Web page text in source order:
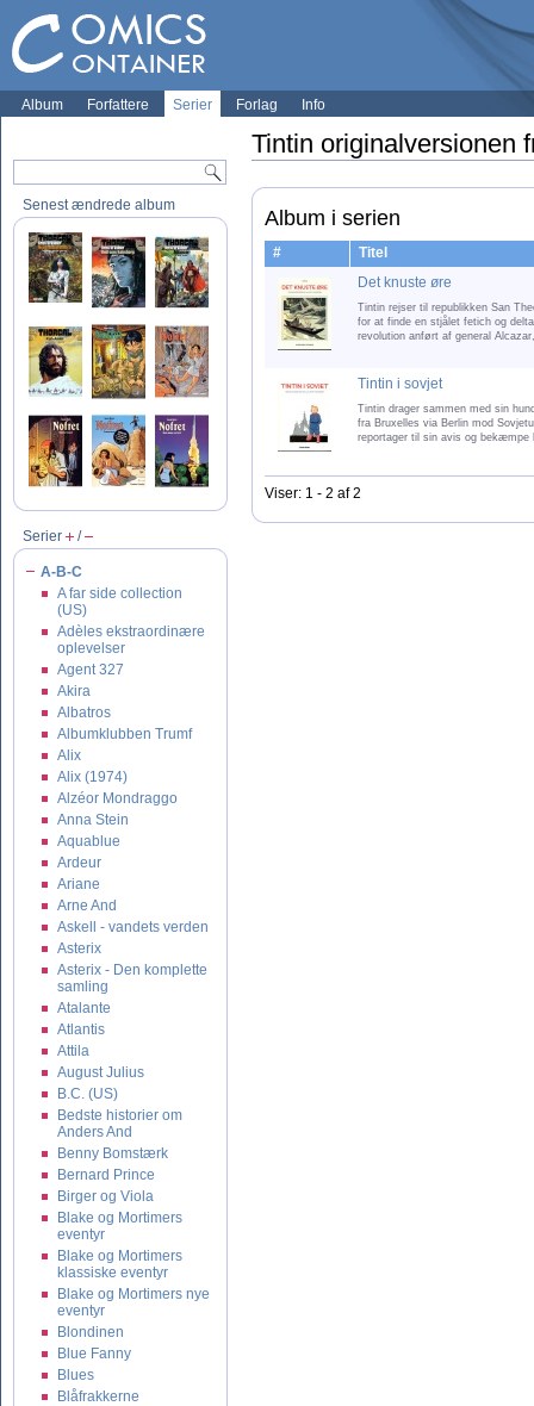
Album Forfattere Serier Forlag Info
Senest ændrede album
Serier /
A-B-C
A far side collection
(US)
Adèles ekstraordinære
oplevelser
Agent 327
Akira
Albatros
Albumklubben Trumf
Alix
Alix (1974)
Alzéor Mondraggo
Anna Stein
Aquablue
Ardeur
Ariane
Arne And
Askell - vandets verden
Asterix
Asterix - Den komplette
samling
Atalante
Atlantis
Attila
August Julius
B.C. (US)
Bedste historier om
Anders And
Benny Bomstærk
Bernard Prince
Birger og Viola
Blake og Mortimers
eventyr
Blake og Mortimers
klassiske eventyr
Blake og Mortimers nye
eventyr
Blondinen
Blue Fanny
Blues
Blåfrakkerne
Tintin originalversionen
Album i serien
#
Titel
Det knuste øre
Tintin rejser til republikken San
for at finde en stjålet fetich og
revolution anført af general
Tintin i sovjet
Tintin drager sammen med sin
fra Bruxelles via Berlin mod
reportager til sin avis og bekæmpe
Viser: 1 - 2 af 2